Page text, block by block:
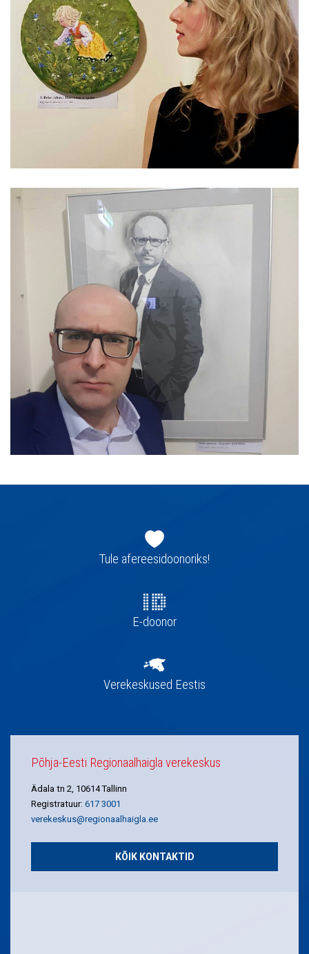
navigatsioonTule afereesidoonoriks!
E-doonor
Verekeskused Eestis
Põhja-Eesti Regionaalhaigla verekeskus
Ädala tn 2, 10614 Tallinn
Registratuur: 617 3001
verekeskus@regionaalhaigla.ee
KÕIK KONTAKTID